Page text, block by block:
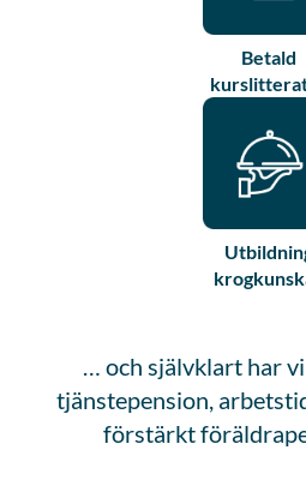
Betald
… och självklart har
tjänstepension,
förstärkt